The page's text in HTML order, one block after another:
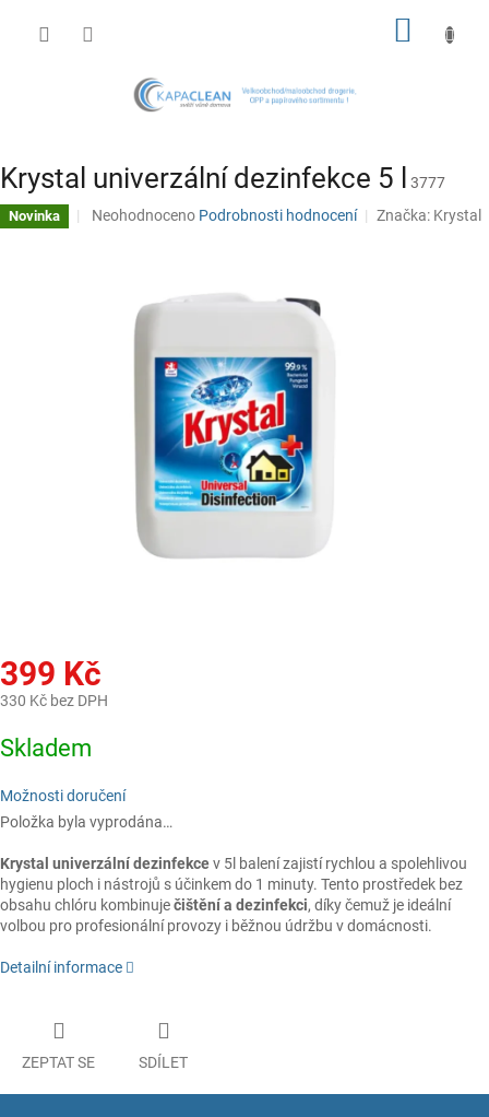
Krystal univerzální dezinfekce 5 l 3777
Novinka
Průměrné
hvězdiček.
Neohodnoceno Podrobnosti hodnocení Značka: Krystal
399 Kč
330 Kč bez DPH
cena:
Skladem
Možnosti doručení
Položka byla vyprodána…
Krystal univerzální dezinfekcev 5l balení zajistí rychlou a spolehlivou
hygienu ploch i nástrojů s účinkem do 1 minuty. Tento prostředek bez
obsahu chlóru kombinuječištění a dezinfekci, díky čemuž je ideální
volbou pro profesionální provozy i běžnou údržbu v domácnosti.
Detailní informace
ZEPTAT SE SDÍLET